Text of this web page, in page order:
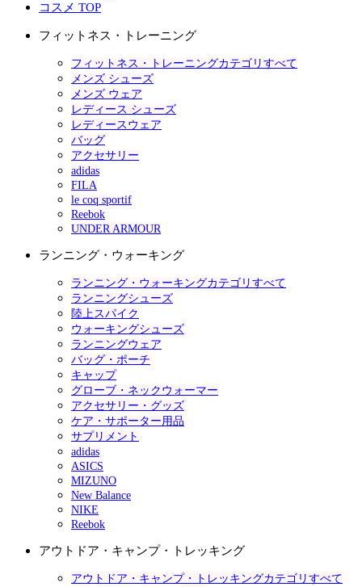
コスメ TOP
フィットネス・トレーニング
フィットネス・トレーニングカテゴリすべて
メンズ シューズ
メンズ ウェア
レディース シューズ
レディースウェア
バッグ
アクセサリー
adidas
FILA
le coq sportif
Reebok
UNDER ARMOUR
ランニング・ウォーキング
ランニング・ウォーキングカテゴリすべて
ランニングシューズ
陸上スパイク
ウォーキングシューズ
ランニングウェア
バッグ・ポーチ
キャップ
グローブ・ネックウォーマー
アクセサリー・グッズ
ケア・サポーター用品
サプリメント
adidas
ASICS
MIZUNO
New Balance
NIKE
Reebok
アウトドア・キャンプ・トレッキング
アウトドア・キャンプ・トレッキングカテゴリすべて